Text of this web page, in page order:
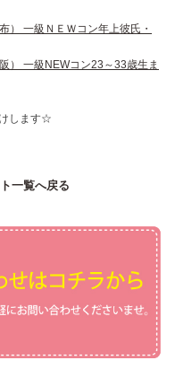
一級ＮＥＷコン年上彼氏・
一級NEWコン23～33歳生ま
します☆
一覧へ戻る